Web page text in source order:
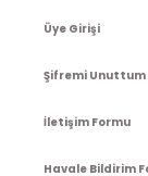
Üye Girişi
Şifremi Unuttum
İletişim Formu
Havale Bildirim